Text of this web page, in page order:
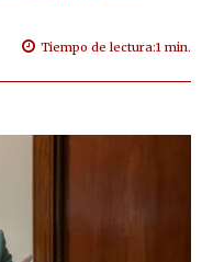
Tiempo de lectura:1 min.